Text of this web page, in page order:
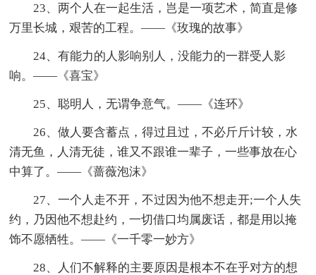
23、两个人在一起生活，岂是一项艺术，简直是修
万里长城，艰苦的工程。——《玫瑰的故事》
24、有能力的人影响别人，没能力的一群受人影
响。——《喜宝》
25、聪明人，无谓争意气。——《连环》
26、做人要含蓄点，得过且过，不必斤斤计较，水
清无鱼，人清无徒，谁又不跟谁一辈子，一些事放在心
中算了。——《蔷薇泡沫》
27、一个人走不开，不过因为他不想走开;一个人失
约，乃因他不想赴约，一切借口均属废话，都是用以掩
饰不愿牺牲。——《一千零一妙方》
28、人们不解释的主要原因是根本不在乎对方的想